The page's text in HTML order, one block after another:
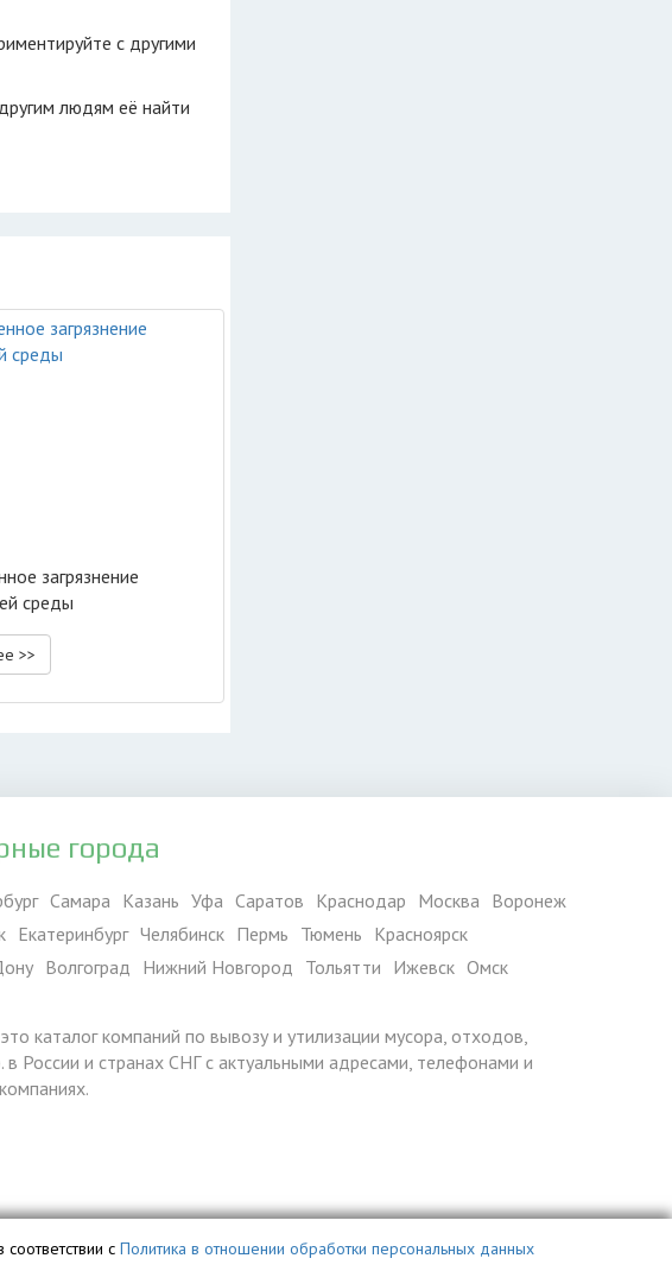
с другими
людям её найти
загрязнение
среды
>>
города
Самара Казань Уфа Саратов Краснодар Москва Воронеж
Екатеринбург Челябинск Пермь Тюмень Красноярск
Волгоград Нижний Новгород Тольятти Ижевск Омск
каталог компаний по вывозу и утилизации мусора, отходов,
в России и странах СНГ с актуальными адресами, телефонами и
с Политика в отношении обработки персональных данных